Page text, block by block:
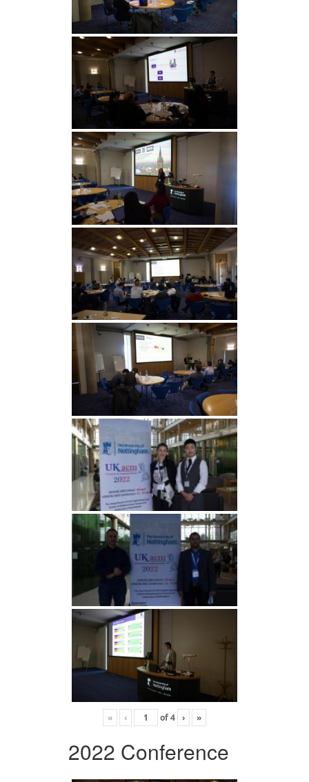
« ‹ of4 › »
2022 Conference